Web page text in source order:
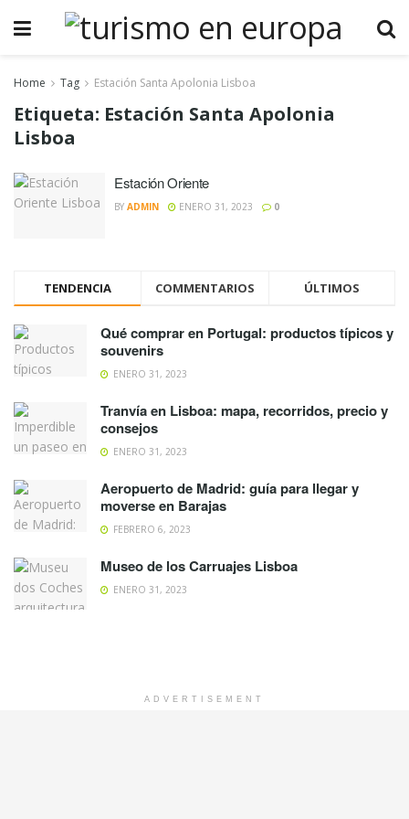
Home Tag Estación Santa Apolonia Lisboa
Etiqueta: Estación Santa Apolonia
Lisboa
Estación Oriente
BY ADMIN ENERO 31, 2023 0
TENDENCIA COMMENTARIOS ÚLTIMOS
Qué comprar en Portugal: productos típicos y
souvenirs
ENERO 31, 2023
Tranvía en Lisboa: mapa, recorridos, precio y
consejos
ENERO 31, 2023
Aeropuerto de Madrid: guía para llegar y
moverse en Barajas
FEBRERO 6, 2023
Museo de los Carruajes Lisboa
ENERO 31, 2023
ADVERTISEMENT